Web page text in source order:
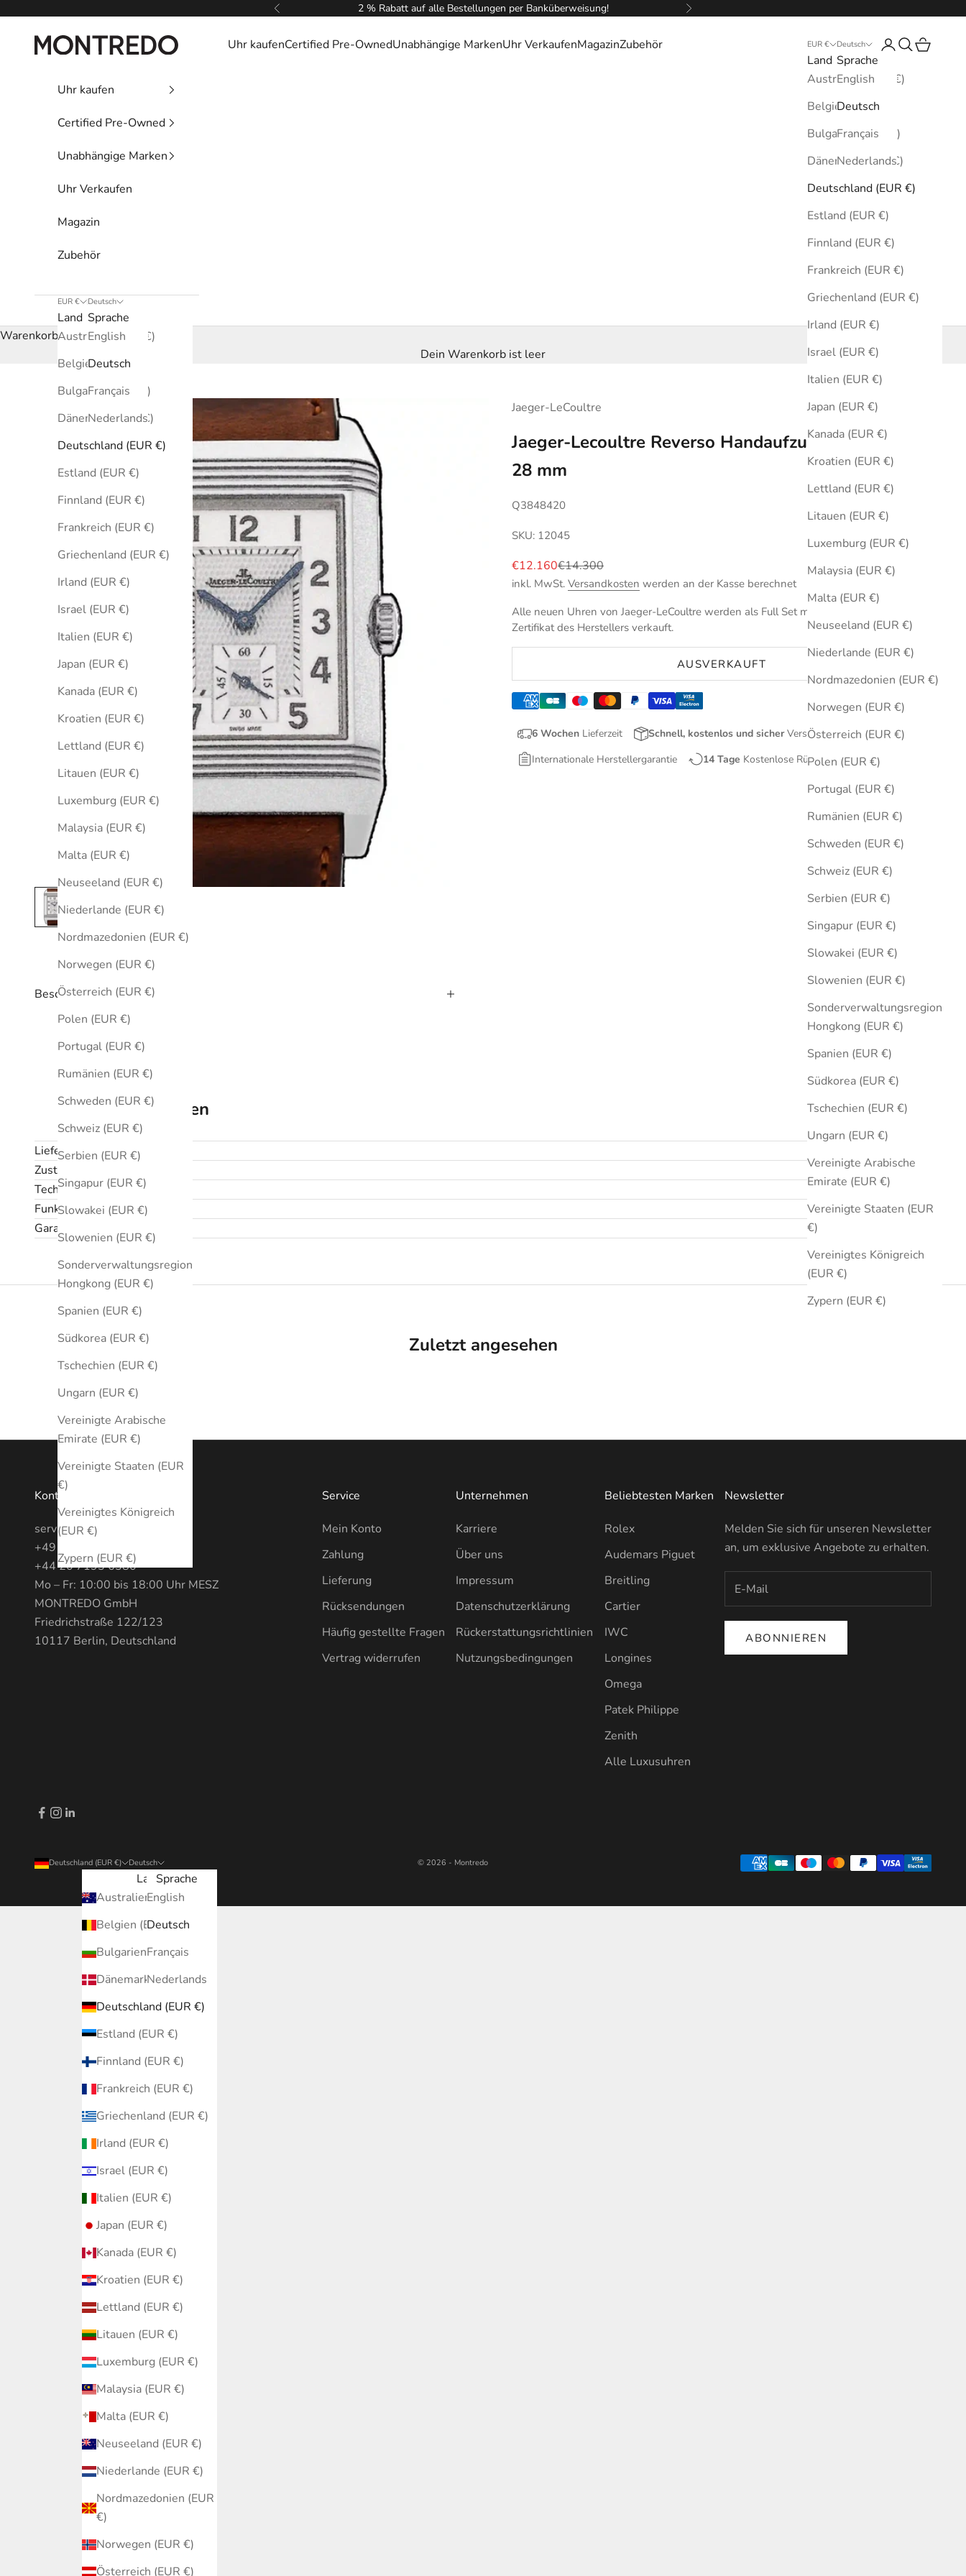
Zurück 2 % Rabatt auf alle Bestellungen per Banküberweisung! Vor
Montredo Uhr kaufenCertified Pre-OwnedUnabhängige MarkenUhr VerkaufenMagazinZubehör EUR €
Land
Australien (EUR €)
Belgien (EUR €)
Bulgarien (EUR €)
Dänemark (EUR €)
Deutschland (EUR €)
Estland (EUR €)
Finnland (EUR €)
Frankreich (EUR €)
Griechenland (EUR €)
Irland (EUR €)
Israel (EUR €)
Italien (EUR €)
Japan (EUR €)
Kanada (EUR €)
Kroatien (EUR €)
Lettland (EUR €)
Litauen (EUR €)
Luxemburg (EUR €)
Malaysia (EUR €)
Malta (EUR €)
Neuseeland (EUR €)
Niederlande (EUR €)
Nordmazedonien (EUR €)
Norwegen (EUR €)
Österreich (EUR €)
Polen (EUR €)
Portugal (EUR €)
Rumänien (EUR €)
Schweden (EUR €)
Schweiz (EUR €)
Serbien (EUR €)
Singapur (EUR €)
Slowakei (EUR €)
Slowenien (EUR €)
Sonderverwaltungsregion
Hongkong (EUR €)
Spanien (EUR €)
Südkorea (EUR €)
Tschechien (EUR €)
Ungarn (EUR €)
Vereinigte Arabische
Emirate (EUR €)
Vereinigte Staaten (EUR
€)
Vereinigtes Königreich
(EUR €)
Zypern (EUR €)
Deutsch
Sprache
English
Deutsch
Français
Nederlands
Anmelden
Suchen
Uhr kaufen
Certified Pre-Owned
Unabhängige Marken
Uhr Verkaufen
Magazin
Zubehör
EUR €
Land
Australien (EUR €)
Belgien (EUR €)
Bulgarien (EUR €)
Dänemark (EUR €)
Deutschland (EUR €)
Estland (EUR €)
Finnland (EUR €)
Frankreich (EUR €)
Griechenland (EUR €)
Irland (EUR €)
Israel (EUR €)
Italien (EUR €)
Japan (EUR €)
Kanada (EUR €)
Kroatien (EUR €)
Lettland (EUR €)
Litauen (EUR €)
Luxemburg (EUR €)
Malaysia (EUR €)
Malta (EUR €)
Neuseeland (EUR €)
Niederlande (EUR €)
Nordmazedonien (EUR €)
Norwegen (EUR €)
Österreich (EUR €)
Polen (EUR €)
Portugal (EUR €)
Rumänien (EUR €)
Schweden (EUR €)
Schweiz (EUR €)
Serbien (EUR €)
Singapur (EUR €)
Slowakei (EUR €)
Slowenien (EUR €)
Sonderverwaltungsregion
Hongkong (EUR €)
Spanien (EUR €)
Südkorea (EUR €)
Tschechien (EUR €)
Ungarn (EUR €)
Vereinigte Arabische
Emirate (EUR €)
Vereinigte Staaten (EUR
€)
Vereinigtes Königreich
(EUR €)
Zypern (EUR €)
Deutsch
Sprache
English
Deutsch
Français
Nederlands
Warenkorb
Dein Warenkorb ist leer
Jaeger-LeCoultre
Jaeger-Lecoultre Reverso Handaufzug Mehrfarbig
28 mm
Q3848420
SKU: 12045
Angebot
€12.160Regulärer Preis
€14.300
inkl. MwSt. Versandkosten werden an der Kasse berechnet
Alle neuen Uhren von Jaeger-LeCoultre werden als Full Set mit Originalbox und
Zertifikat des Herstellers verkauft.
AUSVERKAUFT
6 Wochen Lieferzeit Schnell, kostenlos und sicherVersand
Internationale Herstellergarantie
14 Tage Kostenlose Rücksendungen
Beschreibung
Technische Daten
Lieferumfang
Zustand
Technische Daten
Funktionen
Garantie und Rückgabe
Zuletzt angesehen
Kontakt
service@MONTREDO.com
+49 (0) 3028886470
+44 20 7193 6380
Mo – Fr: 10:00 bis 18:00 Uhr MESZ
MONTREDO GmbH
Friedrichstraße 122/123
10117 Berlin, Deutschland
Service
Mein Konto
Zahlung
Lieferung
Rücksendungen
Häufig gestellte Fragen
Vertrag widerrufen
Unternehmen
Karriere
Über uns
Impressum
Datenschutzerklärung
Rückerstattungsrichtlinien
Nutzungsbedingungen
Beliebtesten Marken
Rolex
Audemars Piguet
Breitling
Cartier
IWC
Longines
Omega
Patek Philippe
Zenith
Alle Luxusuhren
Newsletter
Melden Sie sich für unseren Newsletter
an, um exklusive Angebote zu erhalten.
ABONNIEREN
Deutschland (EUR €)
Land
Australien (EUR €)
Belgien (EUR €)
Bulgarien (EUR €)
Dänemark (EUR €)
Deutschland (EUR €)
Estland (EUR €)
Finnland (EUR €)
Frankreich (EUR €)
Griechenland (EUR €)
Irland (EUR €)
Israel (EUR €)
Italien (EUR €)
Japan (EUR €)
Kanada (EUR €)
Kroatien (EUR €)
Lettland (EUR €)
Litauen (EUR €)
Luxemburg (EUR €)
Malaysia (EUR €)
Malta (EUR €)
Neuseeland (EUR €)
Niederlande (EUR €)
Nordmazedonien (EUR
€)
Norwegen (EUR €)
Österreich (EUR €)
Deutsch
Sprache
English
Deutsch
Français
Nederlands
© 2026 - Montredo